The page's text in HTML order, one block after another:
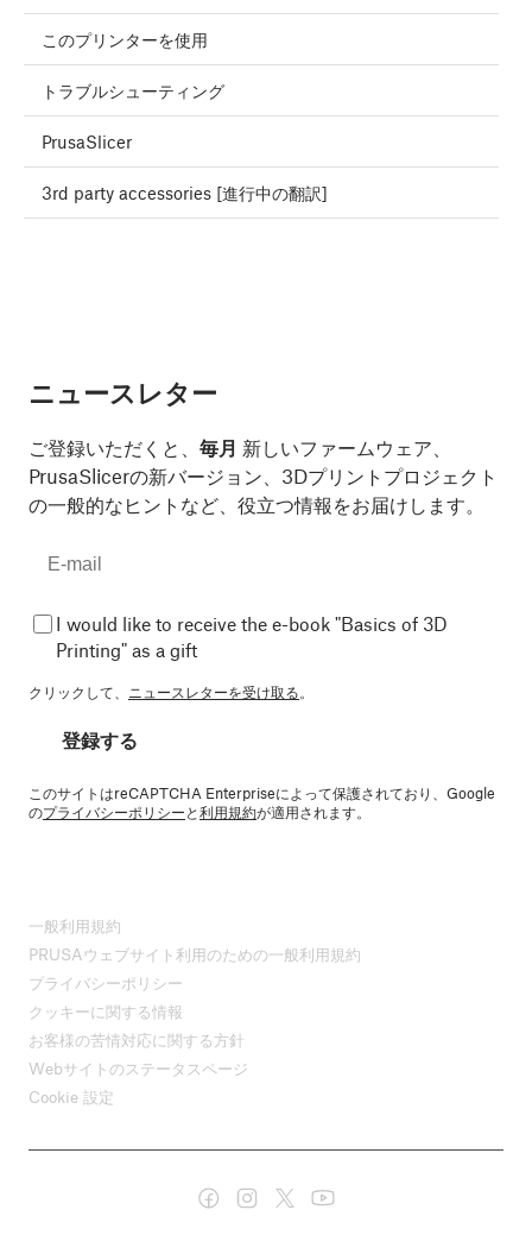
このプリンターを使用
トラブルシューティング
PrusaSlicer
3rd party accessories [進行中の翻訳]
ニュースレター
ご登録いただくと、 毎月 新しいファームウェア、
PrusaSlicerの新バージョン、3Dプリントプロジェクト
の一般的なヒントなど、役立つ情報をお届けします。
I would like to receive the e-book "Basics of 3D
Printing" as a gift
クリックして、 ニュースレターを受け取る。
登録する
このサイトはreCAPTCHA Enterpriseによって保護されており、Google
のプライバシーポリシーと利用規約が適用されます。
一般利用規約
PRUSAウェブサイト利用のための一般利用規約
プライバシーポリシー
クッキーに関する情報
お客様の苦情対応に関する方針
Webサイトのステータスページ
Cookie 設定